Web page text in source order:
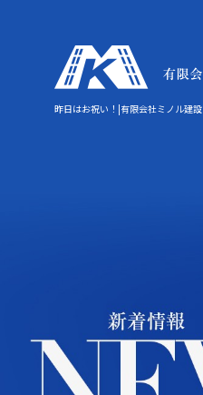
昨日はお祝い！|有限会社ミノル建設